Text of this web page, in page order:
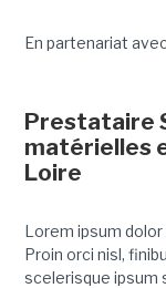
En partenariat avec
Prestataire
matérielles
Loire
Lorem ipsum
Proin orci nisl,
scelerisque ipsum